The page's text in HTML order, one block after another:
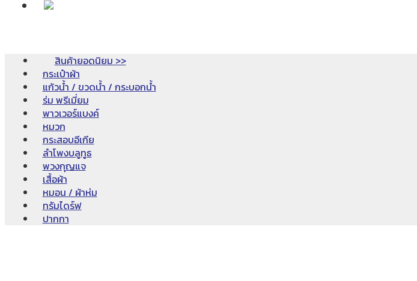
สินค้ายอดนิยม >>
กระเป๋าผ้า
แก้วน้ำ / ขวดน้ำ / กระบอกน้ำ
ร่ม พรีเมี่ยม
พาวเวอร์แบงค์
หมวก
กระสอบอีเกีย
ลำโพงบลูทูธ
พวงกุญแจ
เสื้อผ้า
หมอน / ผ้าห่ม
ทรัมไดร์ฟ
ปากกา